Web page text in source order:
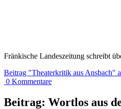
Fränkische Landeszeitung schreibt
Beitrag "Theaterkritik aus Ansbach"
0 Kommentare
Beitrag: Wortlos aus